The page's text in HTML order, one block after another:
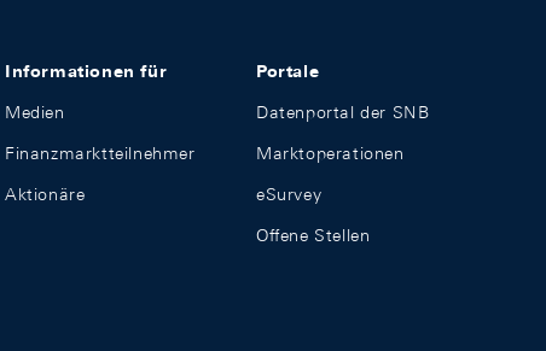
Informationen für
Medien
Finanzmarktteilnehmer
Aktionäre
Portale
Datenportal der SNB
Marktoperationen
eSurvey
Offene Stellen